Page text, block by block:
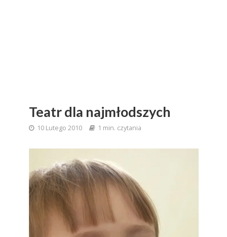
Teatr dla najmłodszych
10 Lutego 2010 1 min. czytania